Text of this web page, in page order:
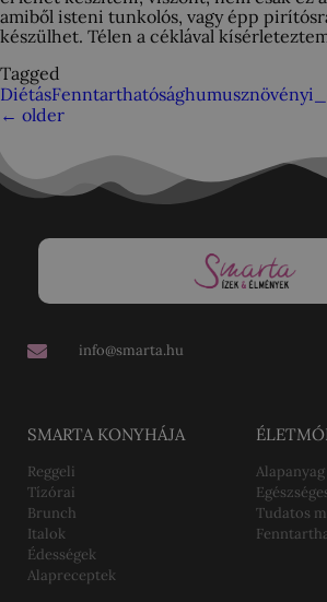
amiből isteni tunkolós, vagy épp
készülhet. Télen a céklával
Tagged
DiétásFenntarthatósághumusz
← older
info@smarta.hu
SMARTA KONYHÁJA
Reggeli
Tízórai
Brunch
Italok
Édességek
Alapreceptek
Tudatos